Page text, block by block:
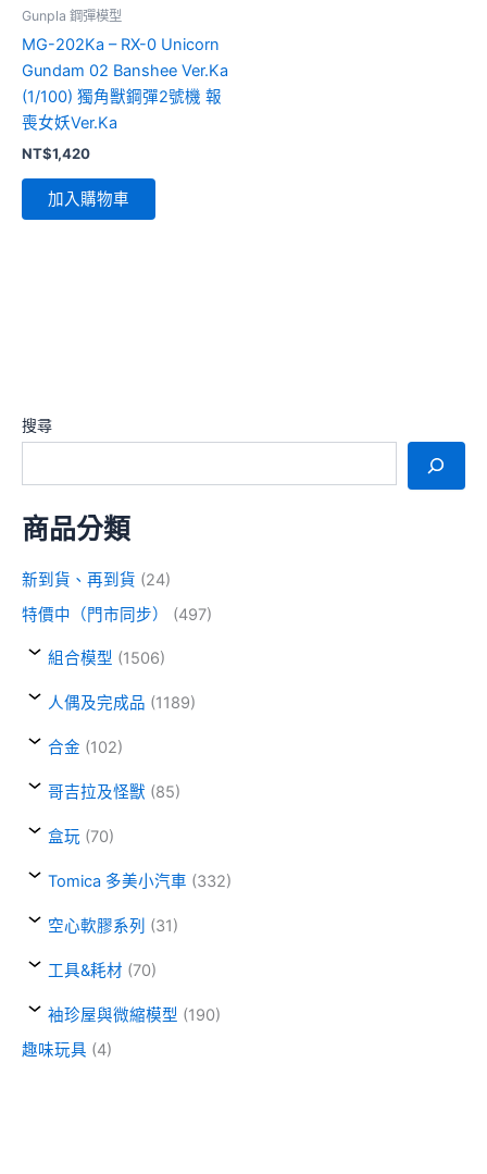
搜尋
商品分類
新到貨、再到貨 (24)
特價中（門市同步）
(497)
組合模型 (1506)
人偶及完成品 (1189)
合金 (102)
哥吉拉及怪獸 (85)
盒玩 (70)
Tomica 多美小汽車 (332)
空心軟膠系列 (31)
工具&耗材 (70)
袖珍屋與微縮模型 (190)
趣味玩具 (4)
Gunpla 鋼彈模型
MG-202Ka – RX-0 Unicorn
Gundam 02 Banshee Ver.Ka
(1/100) 獨角獸鋼彈2號機 報
喪女妖Ver.Ka
NT$1,420
加入購物車